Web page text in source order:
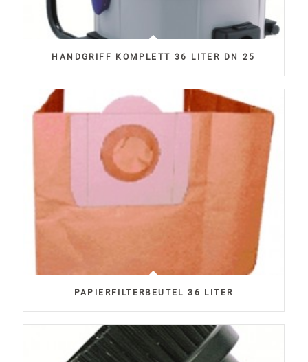
HANDGRIFF KOMPLETT 36 LITER DN 25
PAPIERFILTERBEUTEL 36 LITER